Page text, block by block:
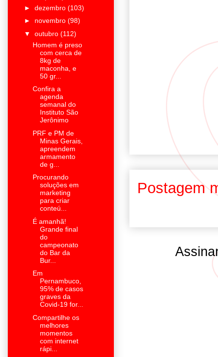
Postagem
► dezembro (103)
► novembro (98)
▼ outubro (112)
Homem é preso
com cerca de
8kg de
maconha, e
50 gr...
Confira a
agenda
semanal do
Instituto São
Jerônimo
PRF e PM de
Minas Gerais,
apreendem
armamento
de g...
Procurando
soluções em
marketing
para criar
conteú...
É amanhã!
Grande final
do
campeonato
do Bar da
Bur...
Em
Pernambuco,
95% de casos
graves da
Covid-19 for...
Compartilhe os
melhores
momentos
com internet
rápi...